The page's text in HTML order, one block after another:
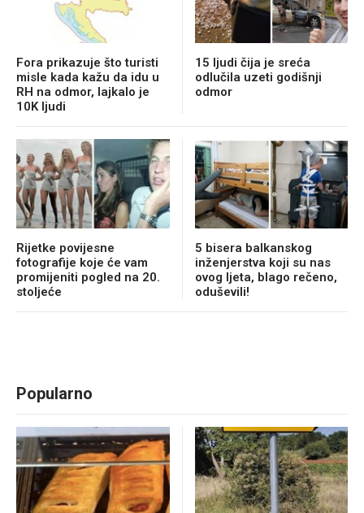
Fora prikazuje što turisti
misle kada kažu da idu u
RH na odmor, lajkalo je
10K ljudi
15 ljudi čija je sreća
odlučila uzeti godišnji
odmor
Rijetke povijesne
fotografije koje će vam
promijeniti pogled na 20.
stoljeće
5 bisera balkanskog
inženjerstva koji su nas
ovog ljeta, blago rečeno,
oduševili!
Popularno